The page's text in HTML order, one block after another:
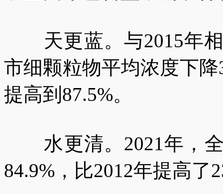
天更蓝。与2015年相
市细颗粒物平均浓度下
提高到87.5%。
水更清。2021年，全
84.9%，比2012年提高了